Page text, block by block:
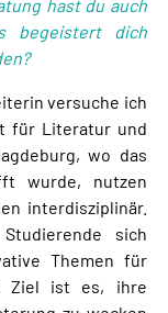
hast du auch
begeistert dich
versuche ich
für Literatur und
wo das
wurde, nutzen
interdisziplinär.
sich
Themen für
Ziel ist es, ihre